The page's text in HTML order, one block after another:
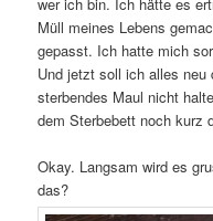
Müll meines Lebens
gepasst. Ich hatte mich
Und jetzt soll ich alles neu
sterbendes Maul nicht
dem Sterbebett noch kurz
Okay. Langsam wird es
das?